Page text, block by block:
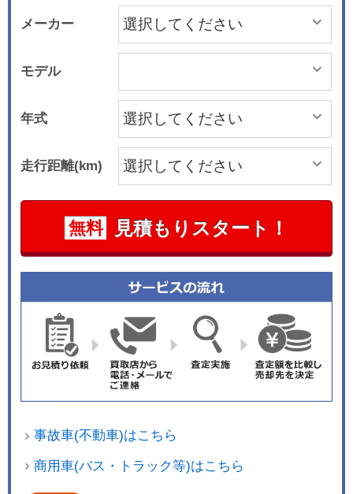
メーカー
モデル
年式
走行距離(km)
無料 見積もりスタート！
事故車(不動車)はこちら
商用車(バス・トラック等)はこちら